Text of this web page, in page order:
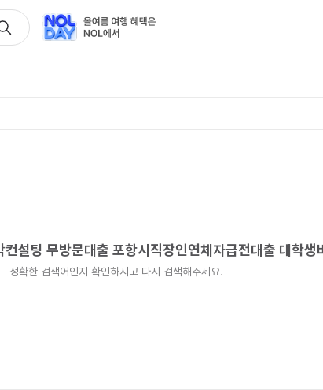
대출 페크박컨설팅 무방문대출 포항시직장인연체자
설팅 무방문대출 포항시직장인연체자급전대출 대학생
정확한 검색어인지 확인하시고 다시 검색해주세요.